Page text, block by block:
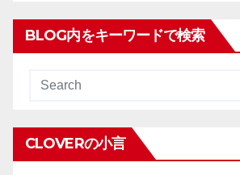
BLOG内をキーワードで検索
CLOVERの小言